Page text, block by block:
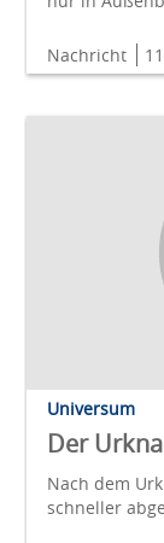
Nachricht
Universum
Der
Nach dem
schneller